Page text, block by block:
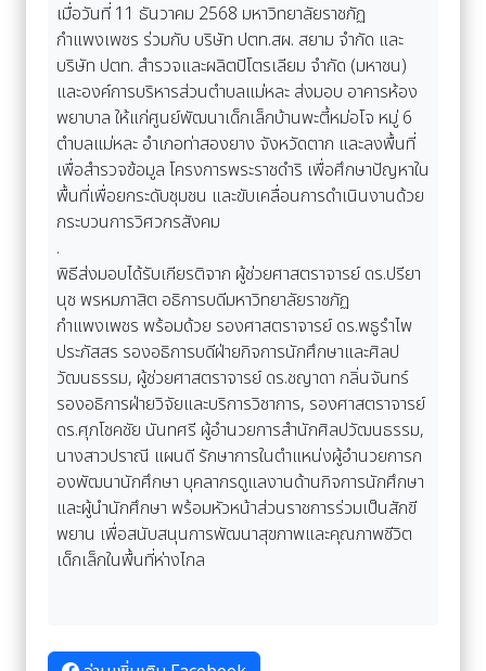
เมื่อวันที่ 11 ธันวาคม 2568 มหาวิทยาลัยราชภัฏ
กำแพงเพชร ร่วมกับ บริษัท ปตท.สผ. สยาม จำกัด และ
บริษัท ปตท. สำรวจและผลิตปิโตรเลียม จำกัด (มหาชน)
และองค์การบริหารส่วนตำบลแม่หละ ส่งมอบ อาคารห้อง
พยาบาล ให้แก่ศูนย์พัฒนาเด็กเล็กบ้านพะตี้หม่อโจ หมู่ 6
ตำบลแม่หละ อำเภอท่าสองยาง จังหวัดตาก และลงพื้นที่
เพื่อสำรวจข้อมูล โครงการพระราชดำริ เพื่อศึกษาปัญหาใน
พื้นที่เพื่อยกระดับชุมชน และขับเคลื่อนการดำเนินงานด้วย
กระบวนการวิศวกรสังคม
.
พิธีส่งมอบได้รับเกียรติจาก ผู้ช่วยศาสตราจารย์ ดร.ปรียา
นุช พรหมภาสิต อธิการบดีมหาวิทยาลัยราชภัฏ
กำแพงเพชร พร้อมด้วย รองศาสตราจารย์ ดร.พธูรำไพ
ประภัสสร รองอธิการบดีฝ่ายกิจการนักศึกษาและศิลป
วัฒนธรรม, ผู้ช่วยศาสตราจารย์ ดร.ชญาดา กลิ่นจันทร์
รองอธิการฝ่ายวิจัยและบริการวิชาการ, รองศาสตราจารย์
ดร.ศุภโชคชัย นันทศรี ผู้อำนวยการสำนักศิลปวัฒนธรรม,
นางสาวปราณี แผนดี รักษาการในตำแหน่งผู้อำนวยการก
องพัฒนานักศึกษา บุคลากรดูแลงานด้านกิจการนักศึกษา
และผู้นำนักศึกษา พร้อมหัวหน้าส่วนราชการร่วมเป็นสักขี
พยาน เพื่อสนับสนุนการพัฒนาสุขภาพและคุณภาพชีวิต
เด็กเล็กในพื้นที่ห่างไกล